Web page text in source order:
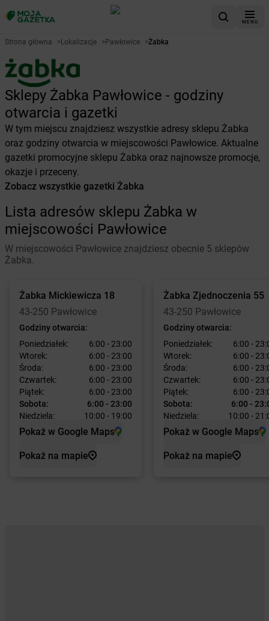
MENU
Strona główna >Lokalizacje >Pawłowice >Żabka
Sklepy Żabka Pawłowice - godziny
otwarcia i gazetki
W tym miejscu znajdziesz wszystkie adresy sklepu Żabka
oraz godziny otwarcia w miejscowości Pawłowice. Aktualne
gazetki promocyjne sklepu Żabka oraz najnowsze promocje,
okazje i przeceny.
Zobacz wszystkie gazetki Żabka
Lista adresów sklepu Żabka w
miejscowości Pawłowice
W miejscowości Pawłowice znajdziesz obecnie 5 sklepów
Żabka.
Żabka Mickiewicza 18
43-250 Pawłowice
Godziny otwarcia:
Poniedziałek:
6:00 - 23:00
Wtorek:
6:00 - 23:00
Środa:
6:00 - 23:00
Czwartek:
6:00 - 23:00
Piątek:
6:00 - 23:00
Sobota:
6:00 - 23:00
Niedziela:
10:00 - 19:00
Pokaż w Google Maps
Pokaż na mapie
Żabka Zjednoczenia 55
43-250 Pawłowice
Godziny otwarcia:
Poniedziałek:
6:00 -
Wtorek:
6:00 -
Środa:
6:00 -
Czwartek:
6:00 -
Piątek:
6:00 -
Sobota:
6:00 -
Niedziela:
10:00 -
Pokaż w Google Maps
Pokaż na mapie